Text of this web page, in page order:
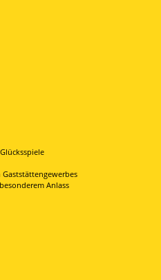
Anlass